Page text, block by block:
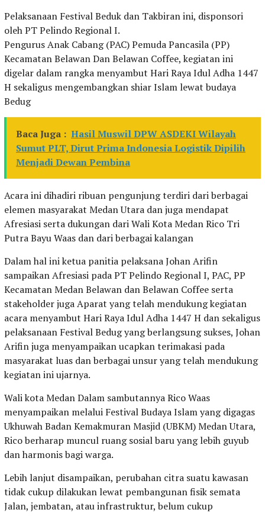
Pelaksanaan Festival Beduk dan Takbiran ini, disponsori
oleh PT Pelindo Regional I.
Pengurus Anak Cabang (PAC) Pemuda Pancasila (PP)
Kecamatan Belawan Dan Belawan Coffee, kegiatan ini
digelar dalam rangka menyambut Hari Raya Idul Adha 1447
H sekaligus mengembangkan shiar Islam lewat budaya
Bedug
Baca Juga : Hasil Muswil DPW ASDEKI Wilayah
Sumut PLT, Dirut Prima Indonesia Logistik Dipilih
Menjadi Dewan Pembina
Acara ini dihadiri ribuan pengunjung terdiri dari berbagai
elemen masyarakat Medan Utara dan juga mendapat
Afresiasi serta dukungan dari Wali Kota Medan Rico Tri
Putra Bayu Waas dan dari berbagai kalangan
Dalam hal ini ketua panitia pelaksana Johan Arifin
sampaikan Afresiasi pada PT Pelindo Regional I, PAC, PP
Kecamatan Medan Belawan dan Belawan Coffee serta
stakeholder juga Aparat yang telah mendukung kegiatan
acara menyambut Hari Raya Idul Adha 1447 H dan sekaligus
pelaksanaan Festival Bedug yang berlangsung sukses, Johan
Arifin juga menyampaikan ucapkan terimakasi pada
masyarakat luas dan berbagai unsur yang telah mendukung
kegiatan ini ujarnya.
Wali kota Medan Dalam sambutannya Rico Waas
menyampaikan melalui Festival Budaya Islam yang digagas
Ukhuwah Badan Kemakmuran Masjid (UBKM) Medan Utara,
Rico berharap muncul ruang sosial baru yang lebih guyub
dan harmonis bagi warga.
Lebih lanjut disampaikan, perubahan citra suatu kawasan
tidak cukup dilakukan lewat pembangunan fisik semata
Jalan, jembatan, atau infrastruktur, belum cukup